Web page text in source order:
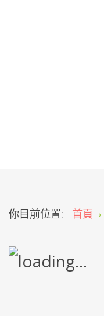
你目前位置: 首頁